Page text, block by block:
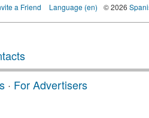
a Friend Language (en) © 2026
· For Advertisers